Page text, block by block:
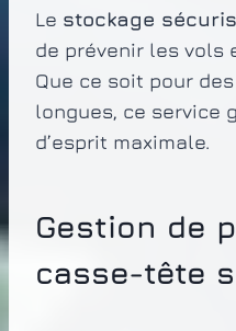
Le stockage
de prévenir les vols
Que ce soit pour
longues, ce service
d’esprit maximale.
Gestion de
casse-tête